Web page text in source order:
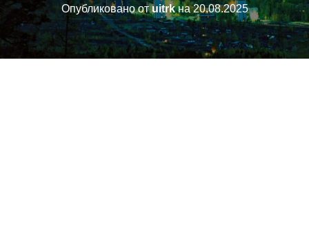
Опубликовано отuitrkна20.08.2025